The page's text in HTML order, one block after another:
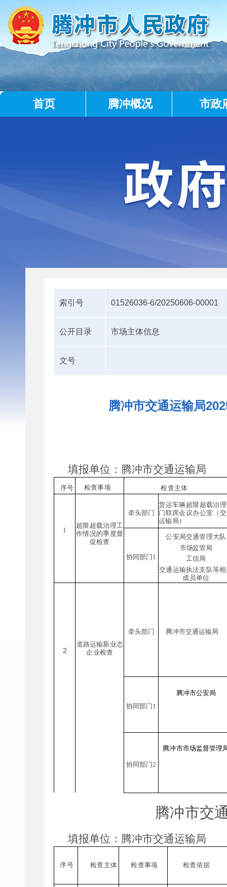
首页 腾冲概况 市政
索引号 01526036-6/20250606-00001
公开目录 市场主体信息
文号
腾冲市交通运输局
填报单位 ： 腾冲市交通运输局
序号 检查事项 检查主体
1
超限超载治理工
作情况的季度督
促检查
牵头部门
货运车辆超限超载治
门联席会议办公室（
运输局）
协同部门1
公安局交通管理大队
市场监管局
工信局
交通运输执法支队等
成员单位
2
道路运输新业态
企业检查
牵头部门 腾冲市交通运输局
协同部门1
腾冲市公安局
协同部门2
腾冲市市场监督管理
腾冲市交
填报单位 ： 腾冲市交通运输局
序号 检查主体 检查事项 检查依据